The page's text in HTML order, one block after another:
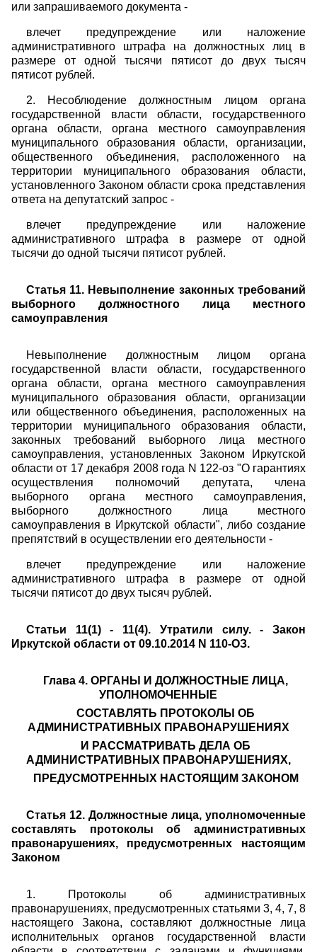
или запрашиваемого документа -
влечет предупреждение или наложение
административного штрафа на должностных лиц в
размере от одной тысячи пятисот до двух тысяч
пятисот рублей.
2. Несоблюдение должностным лицом органа
государственной власти области, государственного
органа области, органа местного самоуправления
муниципального образования области, организации,
общественного объединения, расположенного на
территории муниципального образования области,
установленного Законом области срока представления
ответа на депутатский запрос -
влечет предупреждение или наложение
административного штрафа в размере от одной
тысячи до одной тысячи пятисот рублей.
Статья 11. Невыполнение законных требований
выборного должностного лица местного
самоуправления
Невыполнение должностным лицом органа
государственной власти области, государственного
органа области, органа местного самоуправления
муниципального образования области, организации
или общественного объединения, расположенных на
территории муниципального образования области,
законных требований выборного лица местного
самоуправления, установленных Законом Иркутской
области от 17 декабря 2008 года N 122-оз "О гарантиях
осуществления полномочий депутата, члена
выборного органа местного самоуправления,
выборного должностного лица местного
самоуправления в Иркутской области", либо создание
препятствий в осуществлении его деятельности -
влечет предупреждение или наложение
административного штрафа в размере от одной
тысячи пятисот до двух тысяч рублей.
Статьи 11(1) - 11(4). Утратили силу. - Закон
Иркутской области от 09.10.2014 N 110-ОЗ.
Глава 4. ОРГАНЫ И ДОЛЖНОСТНЫЕ ЛИЦА,
УПОЛНОМОЧЕННЫЕ
СОСТАВЛЯТЬ ПРОТОКОЛЫ ОБ
АДМИНИСТРАТИВНЫХ ПРАВОНАРУШЕНИЯХ
И РАССМАТРИВАТЬ ДЕЛА ОБ
АДМИНИСТРАТИВНЫХ ПРАВОНАРУШЕНИЯХ,
ПРЕДУСМОТРЕННЫХ НАСТОЯЩИМ ЗАКОНОМ
Статья 12. Должностные лица, уполномоченные
составлять протоколы об административных
правонарушениях, предусмотренных настоящим
Законом
1. Протоколы об административных
правонарушениях, предусмотренных статьями 3, 4, 7, 8
настоящего Закона, составляют должностные лица
исполнительных органов государственной власти